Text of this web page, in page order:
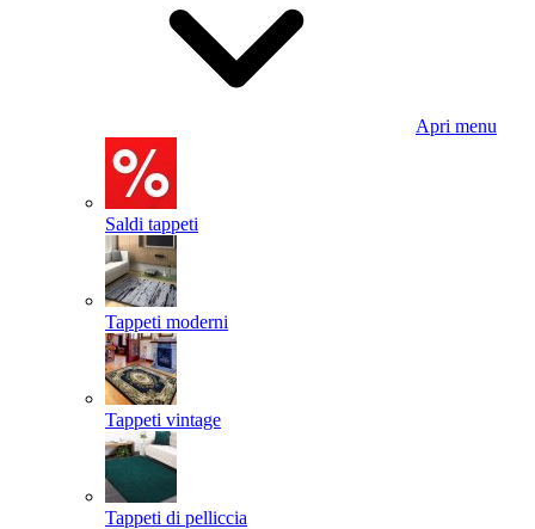
Apri menu
Saldi tappeti
Tappeti moderni
Tappeti vintage
Tappeti di pelliccia